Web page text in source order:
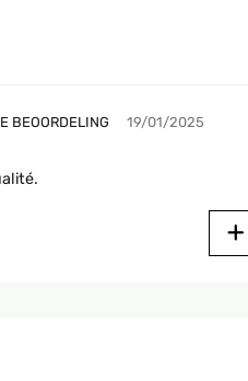
BEOORDELING 19/01/2025